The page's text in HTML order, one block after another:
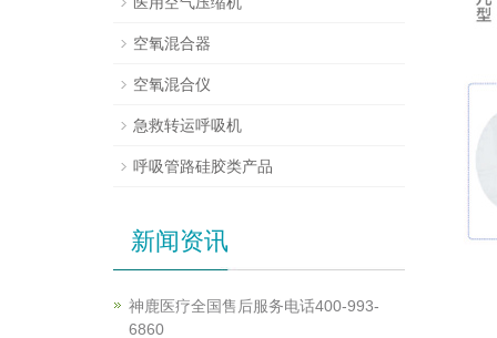
空氧混合器
空氧混合仪
急救转运呼吸机
呼吸管路硅胶类产品
新闻资讯
神鹿医疗全国售后服务电话400-993-
6860